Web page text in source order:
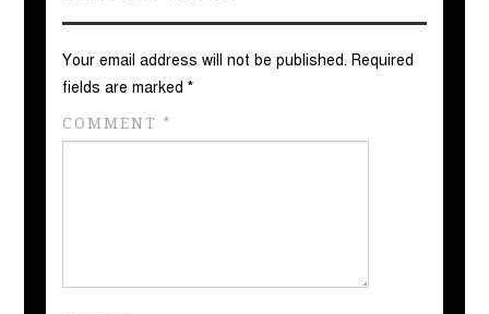
Your email address will not be published. Required
fields are marked*
COMMENT*